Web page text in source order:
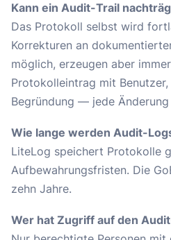
Kann ein Audit-Trail
Das Protokoll selbst wird
Korrekturen an
möglich, erzeugen aber
Protokolleintrag mit
Begründung — jede
Wie lange werden Audit-
LiteLog speichert Protokolle
Aufbewahrungsfristen. Die
zehn Jahre.
Wer hat Zugriff auf den